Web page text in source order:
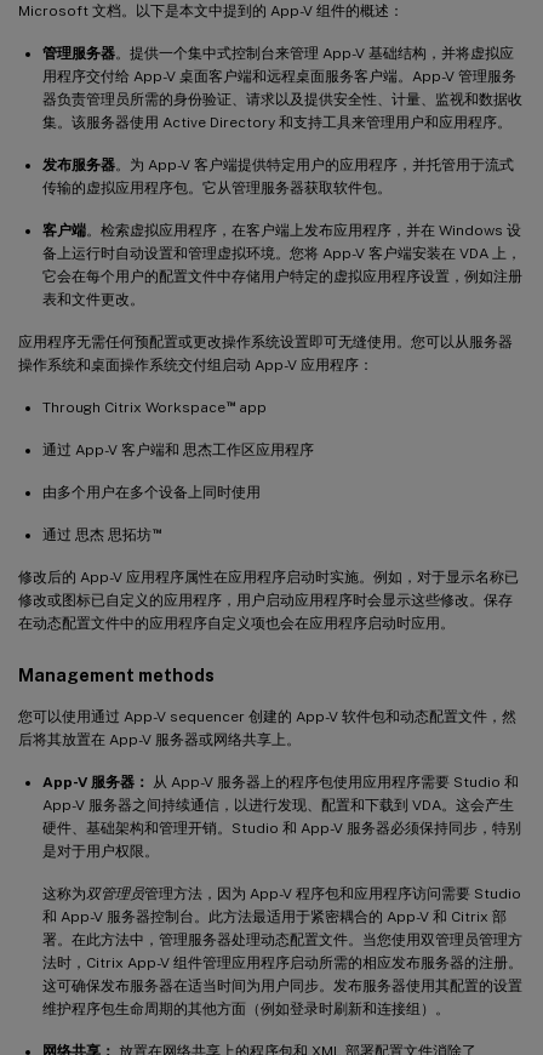
Microsoft 文档。以下是本文中提到的 App-V 组件的概述：
管理服务器。提供一个集中式控制台来管理 App-V 基础结构，并将虚拟应
用程序交付给 App-V 桌面客户端和远程桌面服务客户端。App-V 管理服务
器负责管理员所需的身份验证、请求以及提供安全性、计量、监视和数据收
集。该服务器使用 Active Directory 和支持工具来管理用户和应用程序。
发布服务器。为 App-V 客户端提供特定用户的应用程序，并托管用于流式
传输的虚拟应用程序包。它从管理服务器获取软件包。
客户端。检索虚拟应用程序，在客户端上发布应用程序，并在 Windows 设
备上运行时自动设置和管理虚拟环境。您将 App-V 客户端安装在 VDA 上，
它会在每个用户的配置文件中存储用户特定的虚拟应用程序设置，例如注册
表和文件更改。
应用程序无需任何预配置或更改操作系统设置即可无缝使用。您可以从服务器
操作系统和桌面操作系统交付组启动 App-V 应用程序：
Through Citrix Workspace™app
通过 App-V 客户端和 思杰工作区应用程序
由多个用户在多个设备上同时使用
通过 思杰 思拓坊™
修改后的 App-V 应用程序属性在应用程序启动时实施。例如，对于显示名称已
修改或图标已自定义的应用程序，用户启动应用程序时会显示这些修改。保存
在动态配置文件中的应用程序自定义项也会在应用程序启动时应用。
Management methods
您可以使用通过 App-V sequencer 创建的 App-V 软件包和动态配置文件，然
后将其放置在 App-V 服务器或网络共享上。
App-V 服务器：
从 App-V 服务器上的程序包使用应用程序需要 Studio 和
App-V 服务器之间持续通信，以进行发现、配置和下载到 VDA。这会产生
硬件、基础架构和管理开销。Studio 和 App-V 服务器必须保持同步，特别
是对于用户权限。
这称为双管理员管理方法，因为 App-V 程序包和应用程序访问需要 Studio
和 App-V 服务器控制台。此方法最适用于紧密耦合的 App-V 和 Citrix 部
署。在此方法中，管理服务器处理动态配置文件。当您使用双管理员管理方
法时，Citrix App-V 组件管理应用程序启动所需的相应发布服务器的注册。
这可确保发布服务器在适当时间为用户同步。发布服务器使用其配置的设置
维护程序包生命周期的其他方面（例如登录时刷新和连接组）。
网络共享： 放置在网络共享上的程序包和 XML 部署配置文件消除了